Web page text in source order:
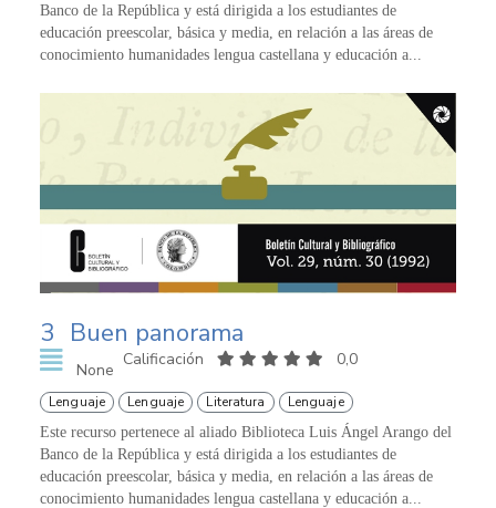
Banco de la República y está dirigida a los estudiantes de
educación preescolar, básica y media, en relación a las áreas de
conocimiento humanidades lengua castellana y educación a...
3 Buen panorama
None
Calificación 0,0
Lenguaje Lenguaje Literatura Lenguaje
Este recurso pertenece al aliado Biblioteca Luis Ángel Arango del
Banco de la República y está dirigida a los estudiantes de
educación preescolar, básica y media, en relación a las áreas de
conocimiento humanidades lengua castellana y educación a...